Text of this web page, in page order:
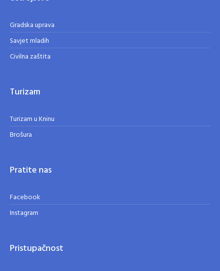
Gradska uprava
Savjet mladih
Civilna zaštita
Turizam
Turizam u Kninu
Brošura
Pratite nas
Facebook
Instagram
Pristupačnost